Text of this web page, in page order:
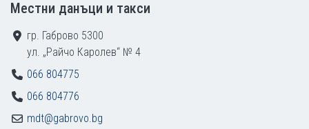
Местни данъци и такси
гр. Габрово 5300
ул. „Райчо Каролев“ № 4
066 804775
066 804776
mdt@gabrovo.bg